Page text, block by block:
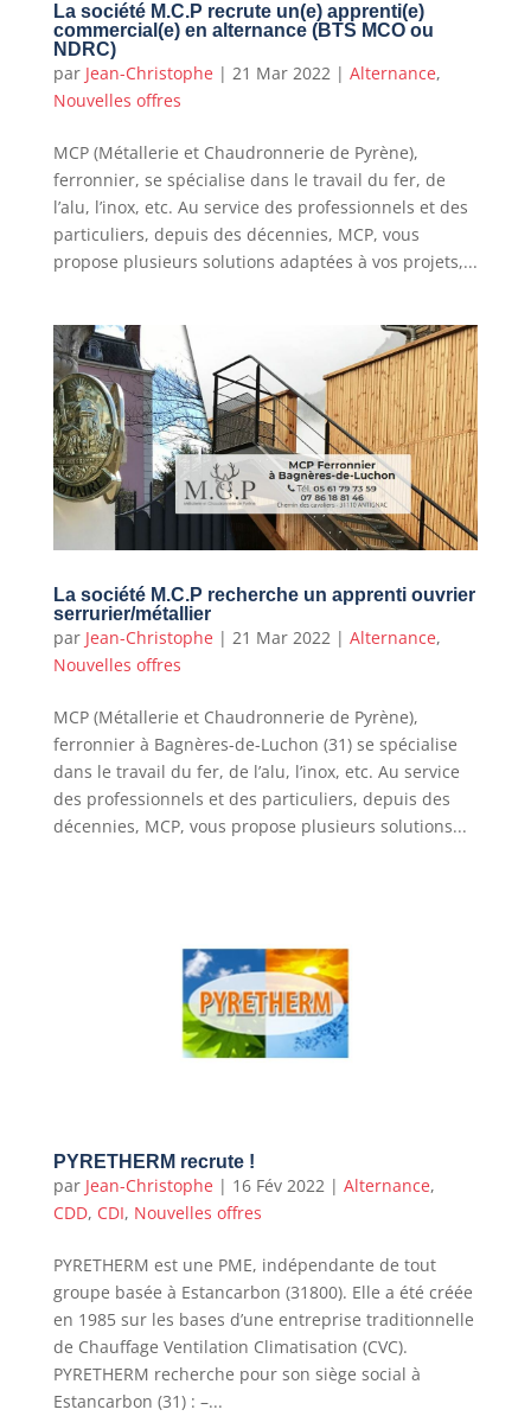
La société M.C.P recrute un(e) apprenti(e)
commercial(e) en alternance (BTS MCO ou
NDRC)
par Jean-Christophe | 21 Mar 2022| Alternance,
Nouvelles offres
MCP (Métallerie et Chaudronnerie de Pyrène),
ferronnier, se spécialise dans le travail du fer, de
l’alu, l’inox, etc. Au service des professionnels et des
particuliers, depuis des décennies, MCP, vous
propose plusieurs solutions adaptées à vos projets,...
La société M.C.P recherche un apprenti ouvrier
serrurier/métallier
par Jean-Christophe | 21 Mar 2022| Alternance,
Nouvelles offres
MCP (Métallerie et Chaudronnerie de Pyrène),
ferronnier à Bagnères-de-Luchon (31) se spécialise
dans le travail du fer, de l’alu, l’inox, etc. Au service
des professionnels et des particuliers, depuis des
décennies, MCP, vous propose plusieurs solutions...
PYRETHERM recrute !
par Jean-Christophe | 16 Fév 2022 | Alternance,
CDD, CDI, Nouvelles offres
PYRETHERM est une PME, indépendante de tout
groupe basée à Estancarbon (31800). Elle a été créée
en 1985 sur les bases d’une entreprise traditionnelle
de Chauffage Ventilation Climatisation (CVC).
PYRETHERM recherche pour son siège social à
Estancarbon (31) : –...